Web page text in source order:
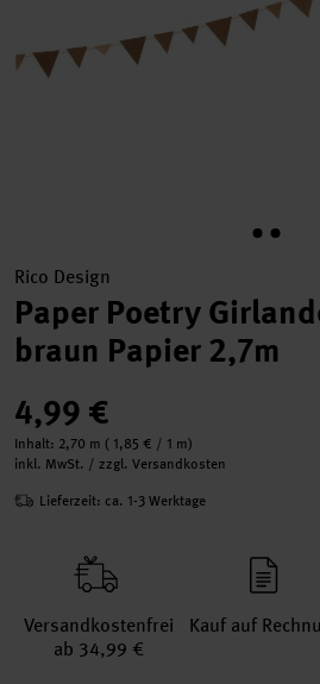
Rico Design
Paper Poetry
braun Papier 2,7m
4,99 €
Inhalt: 2,70 m ( 1,85 € / 1 m)
inkl. MwSt. / zzgl. Versandkosten
Lieferzeit: ca. 1-3 Werktage
Versand­kosten­frei
ab 34,99 €
Kauf auf